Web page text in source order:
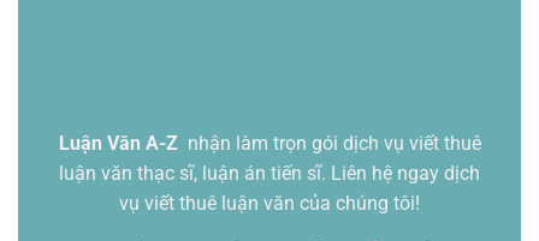
Luận Văn A-Z nhận làm trọn gói dịch vụ viết thuê
luận văn thạc sĩ, luận án tiến sĩ. Liên hệ ngay dịch
vụ viết thuê luận văn của chúng tôi!